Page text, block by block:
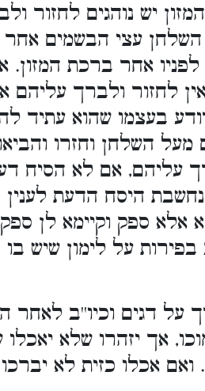
יש נוהגים לחזור
עצי הבשמים אחר
לפניו אחר ברכת
לחזור ולברך
בעצמו שהוא עתיד
מעל השלחן וחזרו
עליהם, אם לא הסיח
היסח הדעת
אלא ספק וקיימא לן
בפירות על לימון שיש
על דגים וכיו''ב לאחר
אך יזהרו שלא יאכלו
אכלו כזית לא יברכו